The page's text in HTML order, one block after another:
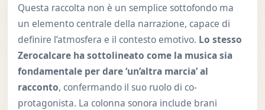
Questa raccolta non è un semplice sottofondo ma
un elemento centrale della narrazione, capace di
definire l’atmosfera e il contesto emotivo. Lo stesso
Zerocalcare ha sottolineato come la musica sia
fondamentale per dare ‘un’altra marcia’ al
racconto, confermando il suo ruolo di co-
protagonista. La colonna sonora include brani